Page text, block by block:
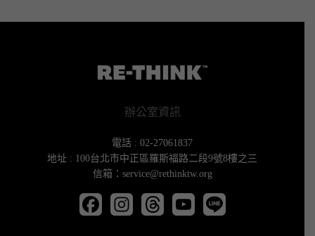
辦公室資訊
電話 : 02-27061837
地址 : 100台北市中正區羅斯福路二段9號8樓之三
信箱：service@rethinktw.org